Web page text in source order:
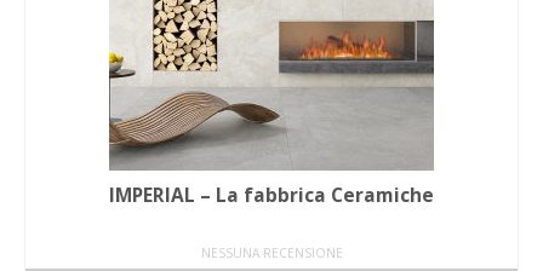
IMPERIAL – La fabbrica Ceramiche
NESSUNA RECENSIONE